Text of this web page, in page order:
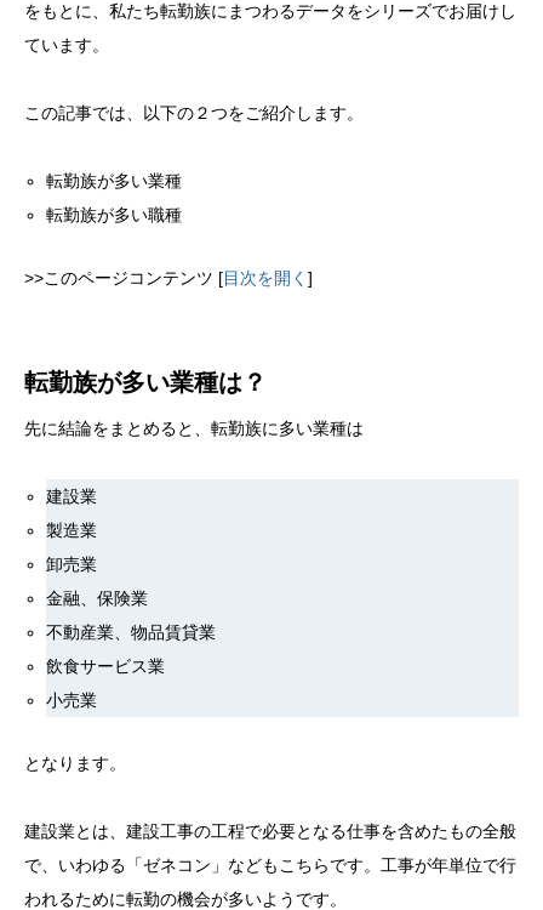
をもとに、私たち転勤族にまつわるデータをシリーズでお届けし
ています。
この記事では、以下の２つをご紹介します。
転勤族が多い業種
転勤族が多い職種
>>このページコンテンツ [目次を開く ]
転勤族が多い業種は？
先に結論をまとめると、転勤族に多い業種は
建設業
製造業
卸売業
金融、保険業
不動産業、物品賃貸業
飲食サービス業
小売業
となります。
建設業とは、建設工事の工程で必要となる仕事を含めたもの全般
で、いわゆる「ゼネコン」などもこちらです。工事が年単位で行
われるために転勤の機会が多いようです。